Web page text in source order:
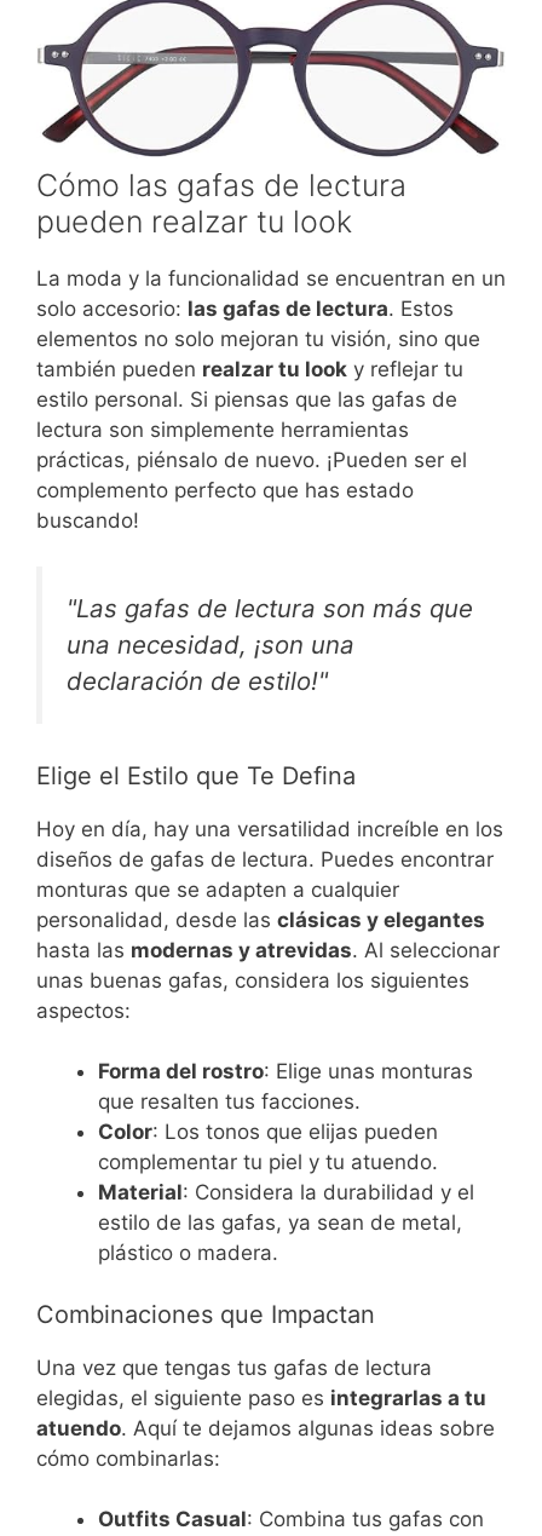
Cómo las gafas de lectura
pueden realzar tu look
La moda y la funcionalidad se encuentran en un
solo accesorio: las gafas de lectura. Estos
elementos no solo mejoran tu visión, sino que
también pueden realzar tu look y reflejar tu
estilo personal. Si piensas que las gafas de
lectura son simplemente herramientas
prácticas, piénsalo de nuevo. ¡Pueden ser el
complemento perfecto que has estado
buscando!
"Las gafas de lectura son más que
una necesidad, ¡son una
declaración de estilo!"
Elige el Estilo que Te Defina
Hoy en día, hay una versatilidad increíble en los
diseños de gafas de lectura. Puedes encontrar
monturas que se adapten a cualquier
personalidad, desde las clásicas y elegantes
hasta las modernas y atrevidas. Al seleccionar
unas buenas gafas, considera los siguientes
aspectos:
Forma del rostro: Elige unas monturas
que resalten tus facciones.
Color: Los tonos que elijas pueden
complementar tu piel y tu atuendo.
Material: Considera la durabilidad y el
estilo de las gafas, ya sean de metal,
plástico o madera.
Combinaciones que Impactan
Una vez que tengas tus gafas de lectura
elegidas, el siguiente paso es integrarlas a tu
atuendo. Aquí te dejamos algunas ideas sobre
cómo combinarlas:
Outfits Casual: Combina tus gafas con